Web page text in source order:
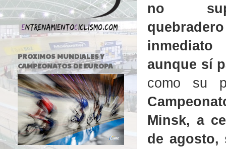
no
aunque sí
como su
Minsk, a
de agosto,
PROXIMOS MUNDIALES Y
CAMPEONATOS DE EUROPA